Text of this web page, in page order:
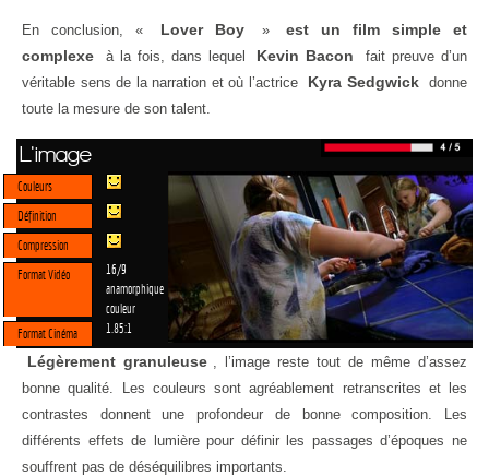
En conclusion, « Lover Boy »
est un film simple et
complexe
à la fois, dans lequel Kevin Bacon
fait preuve d’un
véritable sens de la narration et où l’actrice
Kyra Sedgwick donne
toute la mesure de son talent.
L'image
Couleurs
Définition
Compression
Format Vidéo
16/9
anamorphique
couleur
Format Cinéma
1.85:1
Légèrement granuleuse , l’image reste tout de même d’assez
bonne qualité. Les couleurs sont agréablement retranscrites et les
contrastes donnent une profondeur de bonne composition. Les
différents effets de lumière pour définir les passages d’époques ne
souffrent pas de déséquilibres importants.